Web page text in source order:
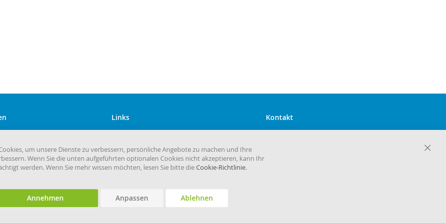
Links
Versandkosten
eHygiene.de
Kontakt
um unsere Dienste zu verbessern, persönliche Angebote zu machen und Ihre
Wenn Sie die unten aufgeführten optionalen Cookies nicht akzeptieren, kann Ihr
werden. Wenn Sie mehr wissen möchten, lesen Sie bitte dieCookie-Richtlinie.
Annehmen Anpassen Ablehnen